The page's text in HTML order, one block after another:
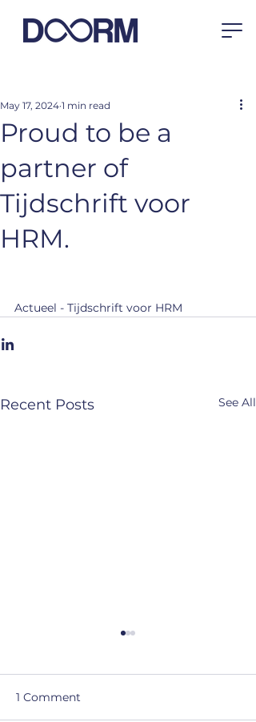
Proud to be a
partner of
Tijdschrift voor
HRM.
May 17, 2024 1 min read
Actueel - Tijdschrift voor HRM
Recent Posts See All
read more about the
value of role clarity via: De
1 Comment